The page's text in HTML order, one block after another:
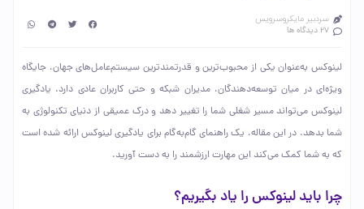
سردبیر مایکروسرویس
27 دیدگاه ها
لینوکس به‌عنوان یکی از محبوب‌ترین و قدرتمندترین سیستم‌عامل‌های جهان، جایگاه
ویژه‌ای در میان توسعه‌دهندگان، مدیران شبکه و حتی کاربران عادی دارد. یادگیری
لینوکس می‌تواند مسیر شغلی شما را تغییر دهد و درک عمیقی از دنیای تکنولوژی به
شما بدهد. در این مقاله، یک راهنمای گام‌به‌گام برای یادگیری لینوکس ارائه شده است
که به شما کمک می‌کند این مهارت ارزشمند را به دست آورید.
چرا باید لینوکس را یاد بگیریم؟